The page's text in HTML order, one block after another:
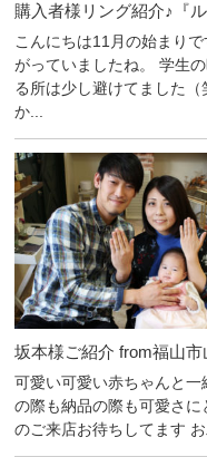
購入者様リング紹介♪『
こんにちは11月の始まり
がっていましたね。 学生
る所は少し避けてました
か...
坂本様ご紹介 from福山市
可愛い可愛い赤ちゃんと
の際も納品の際も可愛さ
のご来店お待ちしてます